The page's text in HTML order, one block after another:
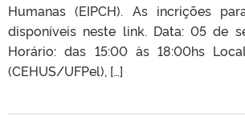
Humanas (EIPCH). As incrições
disponíveis neste link. Data: 05 de
Horário: das 15:00 às 18:00hs
(CEHUS/UFPel), […]